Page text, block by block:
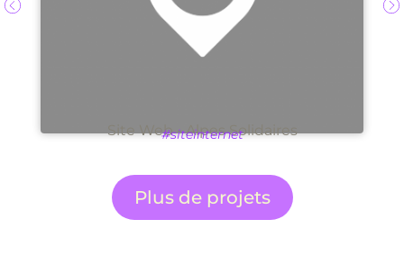
Site Web - Alpes Solidaires
#siteinternet
Plus de projets